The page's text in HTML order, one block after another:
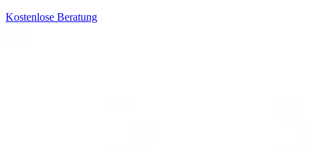
Kostenlose Beratung